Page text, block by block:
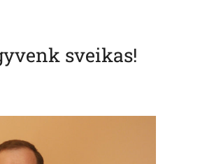
sveikas!